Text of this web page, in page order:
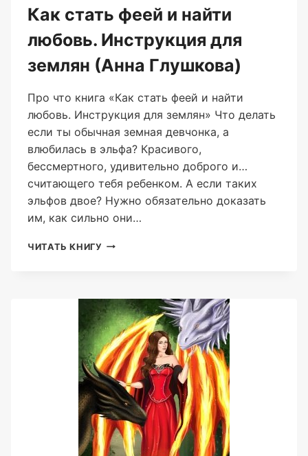
Как стать феей и найти
любовь. Инструкция для
землян (Анна Глушкова)
Про что книга «Как стать феей и найти
любовь. Инструкция для землян» Что делать
если ты обычная земная девчонка, а
влюбилась в эльфа? Красивого,
бессмертного, удивительно доброго и…
считающего тебя ребенком. А если таких
эльфов двое? Нужно обязательно доказать
им, как сильно они…
ЧИТАТЬ КНИГУ КАК
НАЙТИ
ЛЮБОВЬ.
ИНСТРУКЦИЯ
ДЛЯ
ЗЕМЛЯН
(АННА
ГЛУШКОВА)